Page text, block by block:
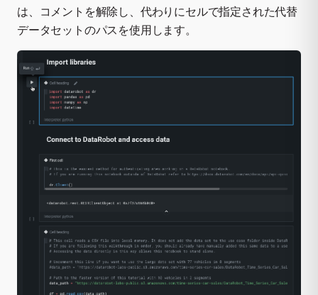
は、コメントを解除し、代わりにセルで指定された代替
データセットのパスを使用します。